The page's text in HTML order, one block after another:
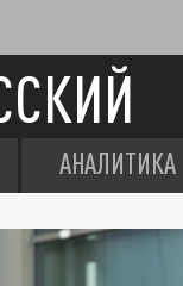
АНАЛИТИКА